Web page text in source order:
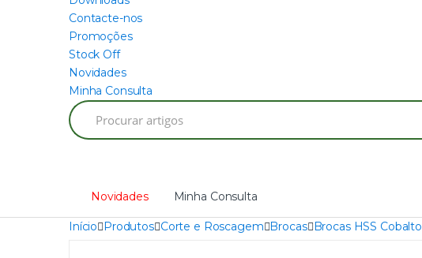
Contacte-nos
Promoções
Stock Off
Novidades
Minha Consulta
Search
for:
Novidades Minha Consulta
Início Produtos Corte e Roscagem Brocas Brocas HSS Cobalto